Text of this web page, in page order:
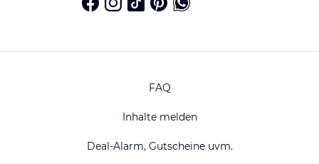
FAQ
Inhalte melden
Deal-Alarm, Gutscheine uvm.